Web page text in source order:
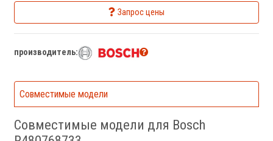
Запрос цены
производитель:
Совместимые модели
Совместимые модели для Bosch